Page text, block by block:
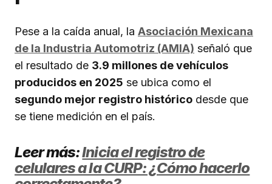
Pese a la caída anual, la Asociación Mexicana
de la Industria Automotriz (AMIA) señaló que
el resultado de 3.9 millones de vehículos
producidos en 2025 se ubica como el
segundo mejor registro histórico desde que
se tiene medición en el país.
Leer más:Inicia el registro de
celulares a la CURP: ¿Cómo hacerlo